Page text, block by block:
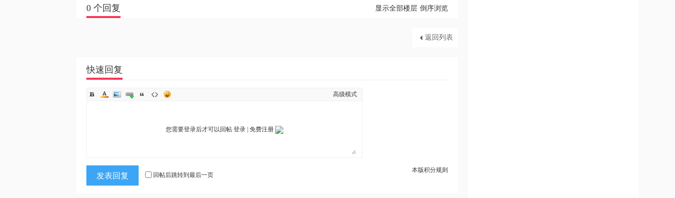
0 个回复 倒序浏览
显示全部楼层
返回列表
快速回复
高级模式
您需要登录后才可以回帖 登录 免费注册
本版积分规则
发表回复 回帖后跳转到最后一页